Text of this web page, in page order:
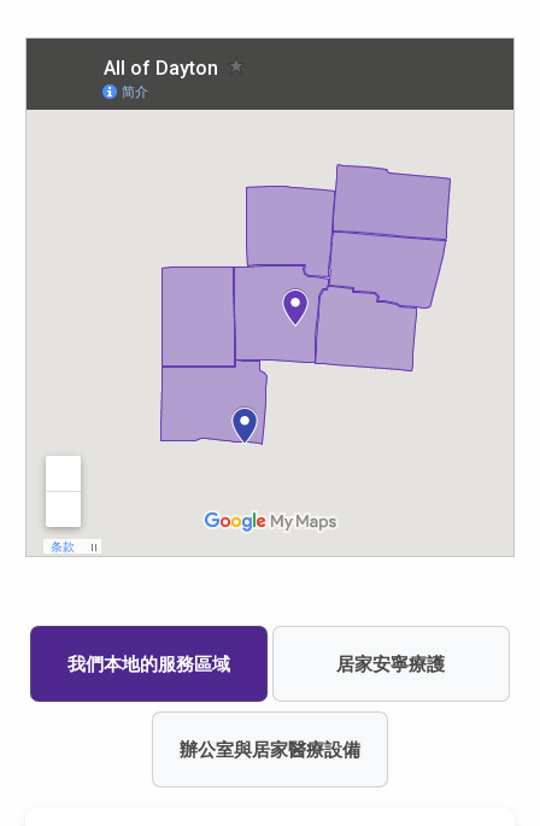
我們本地的服務區域 居家安寧療護
辦公室與居家醫療設備